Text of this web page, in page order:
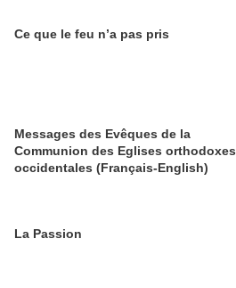
Ce que le feu n’a pas pris
Messages des Evêques de la
Communion des Eglises orthodoxes
occidentales (Français-English)
La Passion